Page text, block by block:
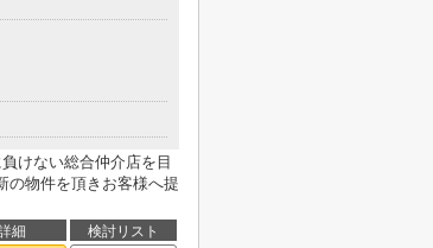
けない総合仲介店を目
の物件を頂きお客様へ提
細
検討リスト